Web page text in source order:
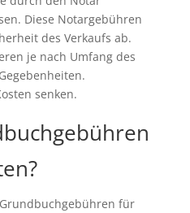
Diese Notargebühren
des Verkaufs ab.
je nach Umfang des
senken.
für